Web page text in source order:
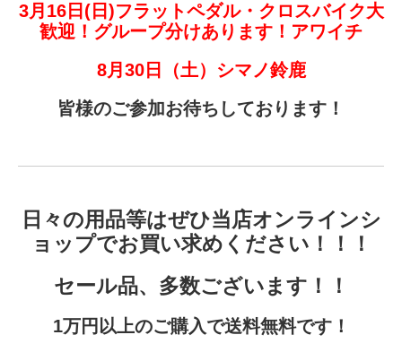
3月16日(日)フラットペダル・クロスバイク大
歓迎！グループ分けあります！アワイチ
8月30日（土）シマノ鈴鹿
皆様のご参加お待ちしております！
日々の用品等はぜひ当店オンラインシ
ョップでお買い求めください！！！
セール品、多数ございます！！
1万円以上のご購入で送料無料です！